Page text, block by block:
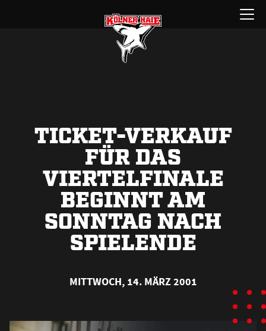
Menü
öffnen
TICKET-VERKAUF
FÜR DAS
VIERTELFINALE
BEGINNT AM
SONNTAG NACH
SPIELENDE
MITTWOCH, 14. MÄRZ 2001